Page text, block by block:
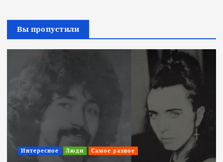
Вы пропустили
Интересное Люди Самое разное